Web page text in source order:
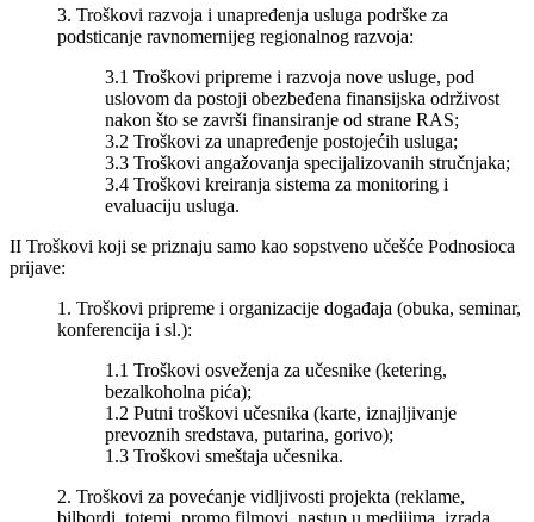
3. Troškovi razvoja i unapređenja usluga podrške za
podsticanje ravnomernijeg regionalnog razvoja:
3.1 Troškovi pripreme i razvoja nove usluge, pod
uslovom da postoji obezbeđena finansijska održivost
nakon što se završi finansiranje od strane RAS;
3.2 Troškovi za unapređenje postojećih usluga;
3.3 Troškovi angažovanja specijalizovanih stručnjaka;
3.4 Troškovi kreiranja sistema za monitoring i
evaluaciju usluga.
II Troškovi koji se priznaju samo kao sopstveno učešće Podnosioca
prijave:
1. Troškovi pripreme i organizacije događaja (obuka, seminar,
konferencija i sl.):
1.1 Troškovi osveženja za učesnike (ketering,
bezalkoholna pića);
1.2 Putni troškovi učesnika (karte, iznajljivanje
prevoznih sredstava, putarina, gorivo);
1.3 Troškovi smeštaja učesnika.
2. Troškovi za povećanje vidljivosti projekta (reklame,
bilbordi, totemi, promo filmovi, nastup u medijima, izrada